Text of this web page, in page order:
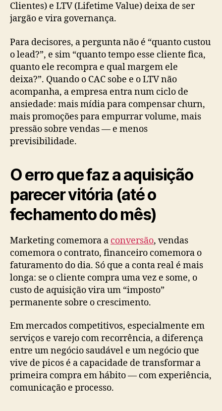
Clientes) e LTV (Lifetime Value) deixa de ser
jargão e vira governança.
Para decisores, a pergunta não é “quanto custou
o lead?”, e sim “quanto tempo esse cliente fica,
quanto ele recompra e qual margem ele
deixa?”. Quando o CAC sobe e o LTV não
acompanha, a empresa entra num ciclo de
ansiedade: mais mídia para compensar churn,
mais promoções para empurrar volume, mais
pressão sobre vendas — e menos
previsibilidade.
O erro que faz a aquisição
parecer vitória (até o
fechamento do mês)
Marketing comemora a conversão, vendas
comemora o contrato, financeiro comemora o
faturamento do dia. Só que a conta real é mais
longa: se o cliente compra uma vez e some, o
custo de aquisição vira um “imposto”
permanente sobre o crescimento.
Em mercados competitivos, especialmente em
serviços e varejo com recorrência, a diferença
entre um negócio saudável e um negócio que
vive de picos é a capacidade de transformar a
primeira compra em hábito — com experiência,
comunicação e processo.